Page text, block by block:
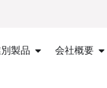
製品 会社概要